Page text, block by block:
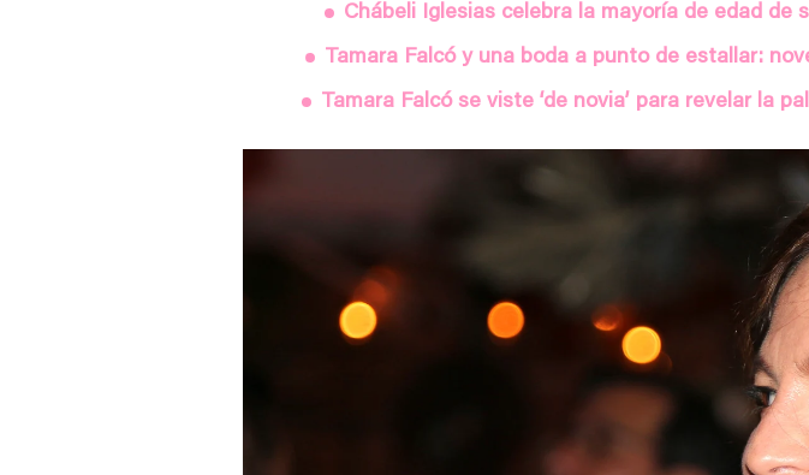
Chábeli Iglesias celebra la mayoría de edad
Tamara Falcó y una boda a punto de estallar:
Tamara Falcó se viste ‘de novia’ para revelar la